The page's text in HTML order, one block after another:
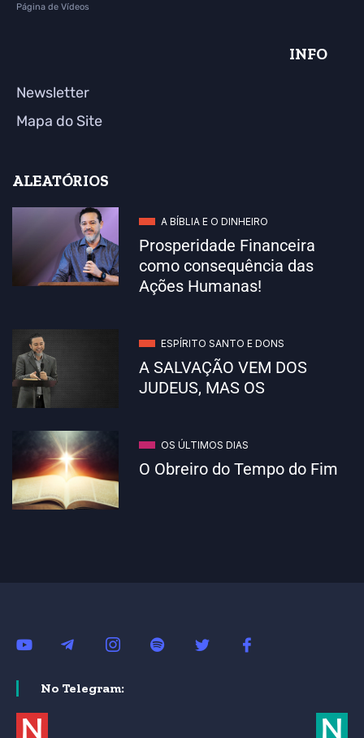
Página de Vídeos
INFO
Newsletter
Mapa do Site
ALEATÓRIOS
A BÍBLIA E O DINHEIRO
Prosperidade Financeira
como consequência das
Ações Humanas!
ESPÍRITO SANTO E DONS
A SALVAÇÃO VEM DOS
JUDEUS, MAS OS
OS ÚLTIMOS DIAS
O Obreiro do Tempo do Fim
No Telegram: